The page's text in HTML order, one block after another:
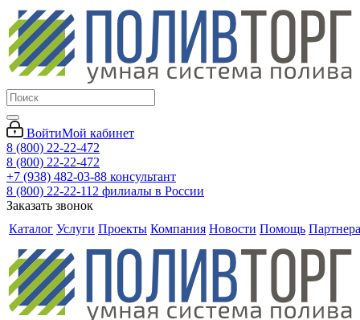
ВойтиМой кабинет
8 (800) 22-22-472
8 (800) 22-22-472
+7 (938) 482-03-88 консультант
8 (800) 22-22-112 филиалы в России
Заказать звонок
Каталог Услуги Проекты Компания Новости Помощь